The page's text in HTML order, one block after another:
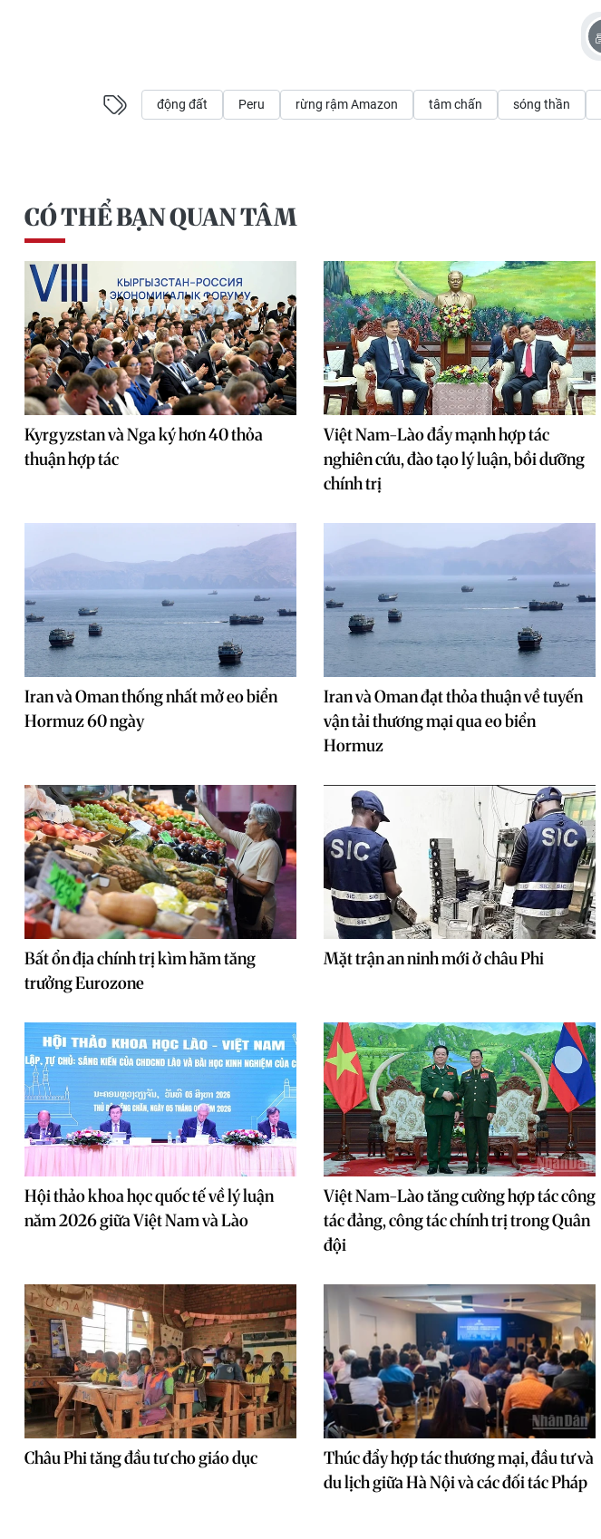
động đất Peru rừng rậm Amazon tâm chấn sóng thần
CÓ THỂ BẠN QUAN TÂM
Kyrgyzstan và Nga ký hơn 40 thỏa
thuận hợp tác
Việt Nam-Lào đẩy mạnh hợp tác
nghiên cứu, đào tạo lý luận, bồi dưỡng
chính trị
Iran và Oman thống nhất mở eo biển
Hormuz 60 ngày
Iran và Oman đạt thỏa thuận về tuyến
vận tải thương mại qua eo biển
Hormuz
Bất ổn địa chính trị kìm hãm tăng
trưởng Eurozone
Mặt trận an ninh mới ở châu Phi
Hội thảo khoa học quốc tế về lý luận
năm 2026 giữa Việt Nam và Lào
Việt Nam-Lào tăng cường hợp tác công
tác đảng, công tác chính trị trong Quân
đội
Châu Phi tăng đầu tư cho giáo dục
Thúc đẩy hợp tác thương mại, đầu tư và
du lịch giữa Hà Nội và các đối tác Pháp